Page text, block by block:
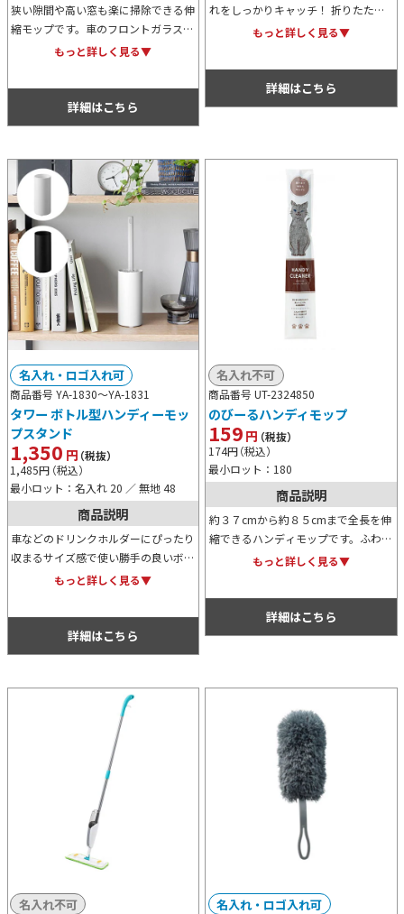
狭い隙間や高い窓も楽に掃除できる伸
縮モップです。車のフロントガラスな
ど、手の届きにくい場所もサッと綺麗
しても使える便利な2WAY仕様です。
もっと詳しく見る▼
詳細はこちら
れをしっかりキャッチ！ 折りたたみ
式なので、使わない時は省スペースで
能も優秀なクリーナーです。
もっと詳しく見る▼
詳細はこちら
商品番号 YA-1830～YA-1831
タワー ボトル型ハンディーモッ
プスタンド
1,350 円（税抜）
1,485円（税込）
最小ロット：名入れ 20 ／ 無地 48
名入れ・ロゴ入れ可
商品説明
車などのドリンクホルダーにぴったり
収まるサイズ感で使い勝手の良いボト
ル型ハンディーモップスタンドです。
トとブラックの二色展開です。
もっと詳しく見る▼
詳細はこちら
商品番号 UT-2324850
のびーるハンディモップ
159円（税抜）
174円（税込）
最小ロット：180
名入れ不可
商品説明
約３７cmから約８５cmまで全長を伸
縮できるハンディモップです。ふわふ
わもこもこのモップはあらゆる場所の
に、軽量であるのも◎！
もっと詳しく見る▼
詳細はこちら
名入れ不可 名入れ・ロゴ入れ可